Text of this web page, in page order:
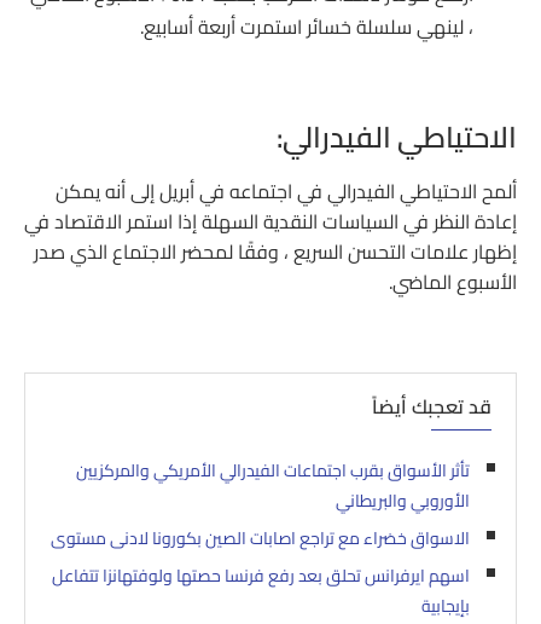
، لينهي سلسلة خسائر استمرت أربعة أسابيع.
الاحتياطي الفيدرالي:
ألمح الاحتياطي الفيدرالي في اجتماعه في أبريل إلى أنه يمكن
إعادة النظر في السياسات النقدية السهلة إذا استمر الاقتصاد في
إظهار علامات التحسن السريع ، وفقًا لمحضر الاجتماع الذي صدر
الأسبوع الماضي.
قد تعجبك أيضاً
تأثر الأسواق بقرب اجتماعات الفيدرالي الأمريكي والمركزيين
الأوروبي والبريطاني
الاسواق خضراء مع تراجع اصابات الصين بكورونا لادنى مستوى
اسهم ايرفرانس تحلق بعد رفع فرنسا حصتها ولوفتهانزا تتفاعل
بإيجابية